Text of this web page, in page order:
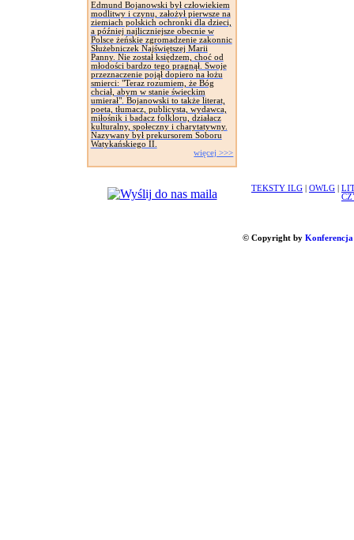
Edmund Bojanowski był człowiekiem
modlitwy i czynu, założył pierwsze na
ziemiach polskich ochronki dla dzieci,
a później najliczniejsze obecnie w
Polsce żeńskie zgromadzenie zakonnic
Służebniczek Najświętszej Marii
Panny. Nie został księdzem, choć od
młodości bardzo tego pragnął. Swoje
przeznaczenie pojął dopiero na łożu
smierci: "Teraz rozumiem, że Bóg
chciał, abym w stanie świeckim
umierał". Bojanowski to także literat,
poeta, tłumacz, publicysta, wydawca,
miłośnik i badacz folkloru, działacz
kulturalny, społeczny i charytatywny.
Nazywany był prekursorem Soboru
Watykańskiego II.
więcej >>>
TEKSTY ILG OWLG
© Copyright by Konferencja